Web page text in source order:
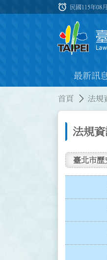
:::
alarm 民國115年08
最新訊
首頁 法規
法規
臺北市歷